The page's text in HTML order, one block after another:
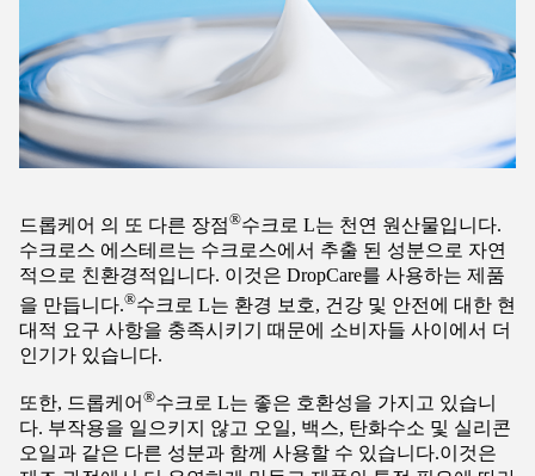
드롭케어 의 또 다른 장점®수크로 L는 천연 원산물입니다.
수크로스 에스테르는 수크로스에서 추출 된 성분으로 자연
적으로 친환경적입니다. 이것은 DropCare를 사용하는 제품
을 만듭니다.®수크로 L는 환경 보호, 건강 및 안전에 대한 현
대적 요구 사항을 충족시키기 때문에 소비자들 사이에서 더
인기가 있습니다.
또한, 드롭케어 ®수크로 L는 좋은 호환성을 가지고 있습니
다. 부작용을 일으키지 않고 오일, 백스, 탄화수소 및 실리콘
오일과 같은 다른 성분과 함께 사용할 수 있습니다.이것은